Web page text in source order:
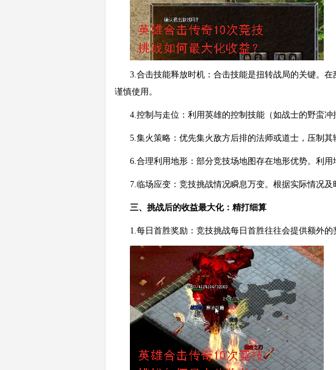
3.合击技能释放时机：合击技能是扭转战局的关键。
谨慎使用。
4.控制与走位：利用英雄的控制技能（如战士的野蛮
5.集火策略：优先集火敌方后排的法师或道士，压制
6.合理利用地形：部分竞技场地图存在地形优势。利
7.临场应变：竞技挑战情况瞬息万变。根据实际情况
三、挑战后的收益最大化：精打细算
1.每日首胜奖励：竞技挑战每日首胜往往会提供额外的